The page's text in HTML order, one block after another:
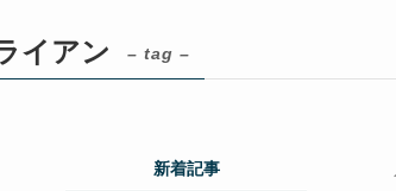
イアン – tag –
新着記事